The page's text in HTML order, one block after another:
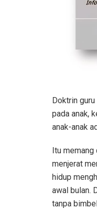
Doktrin
pada anak,
anak-anak
Itu memang
menjerat
hidup
awal bulan.
tanpa